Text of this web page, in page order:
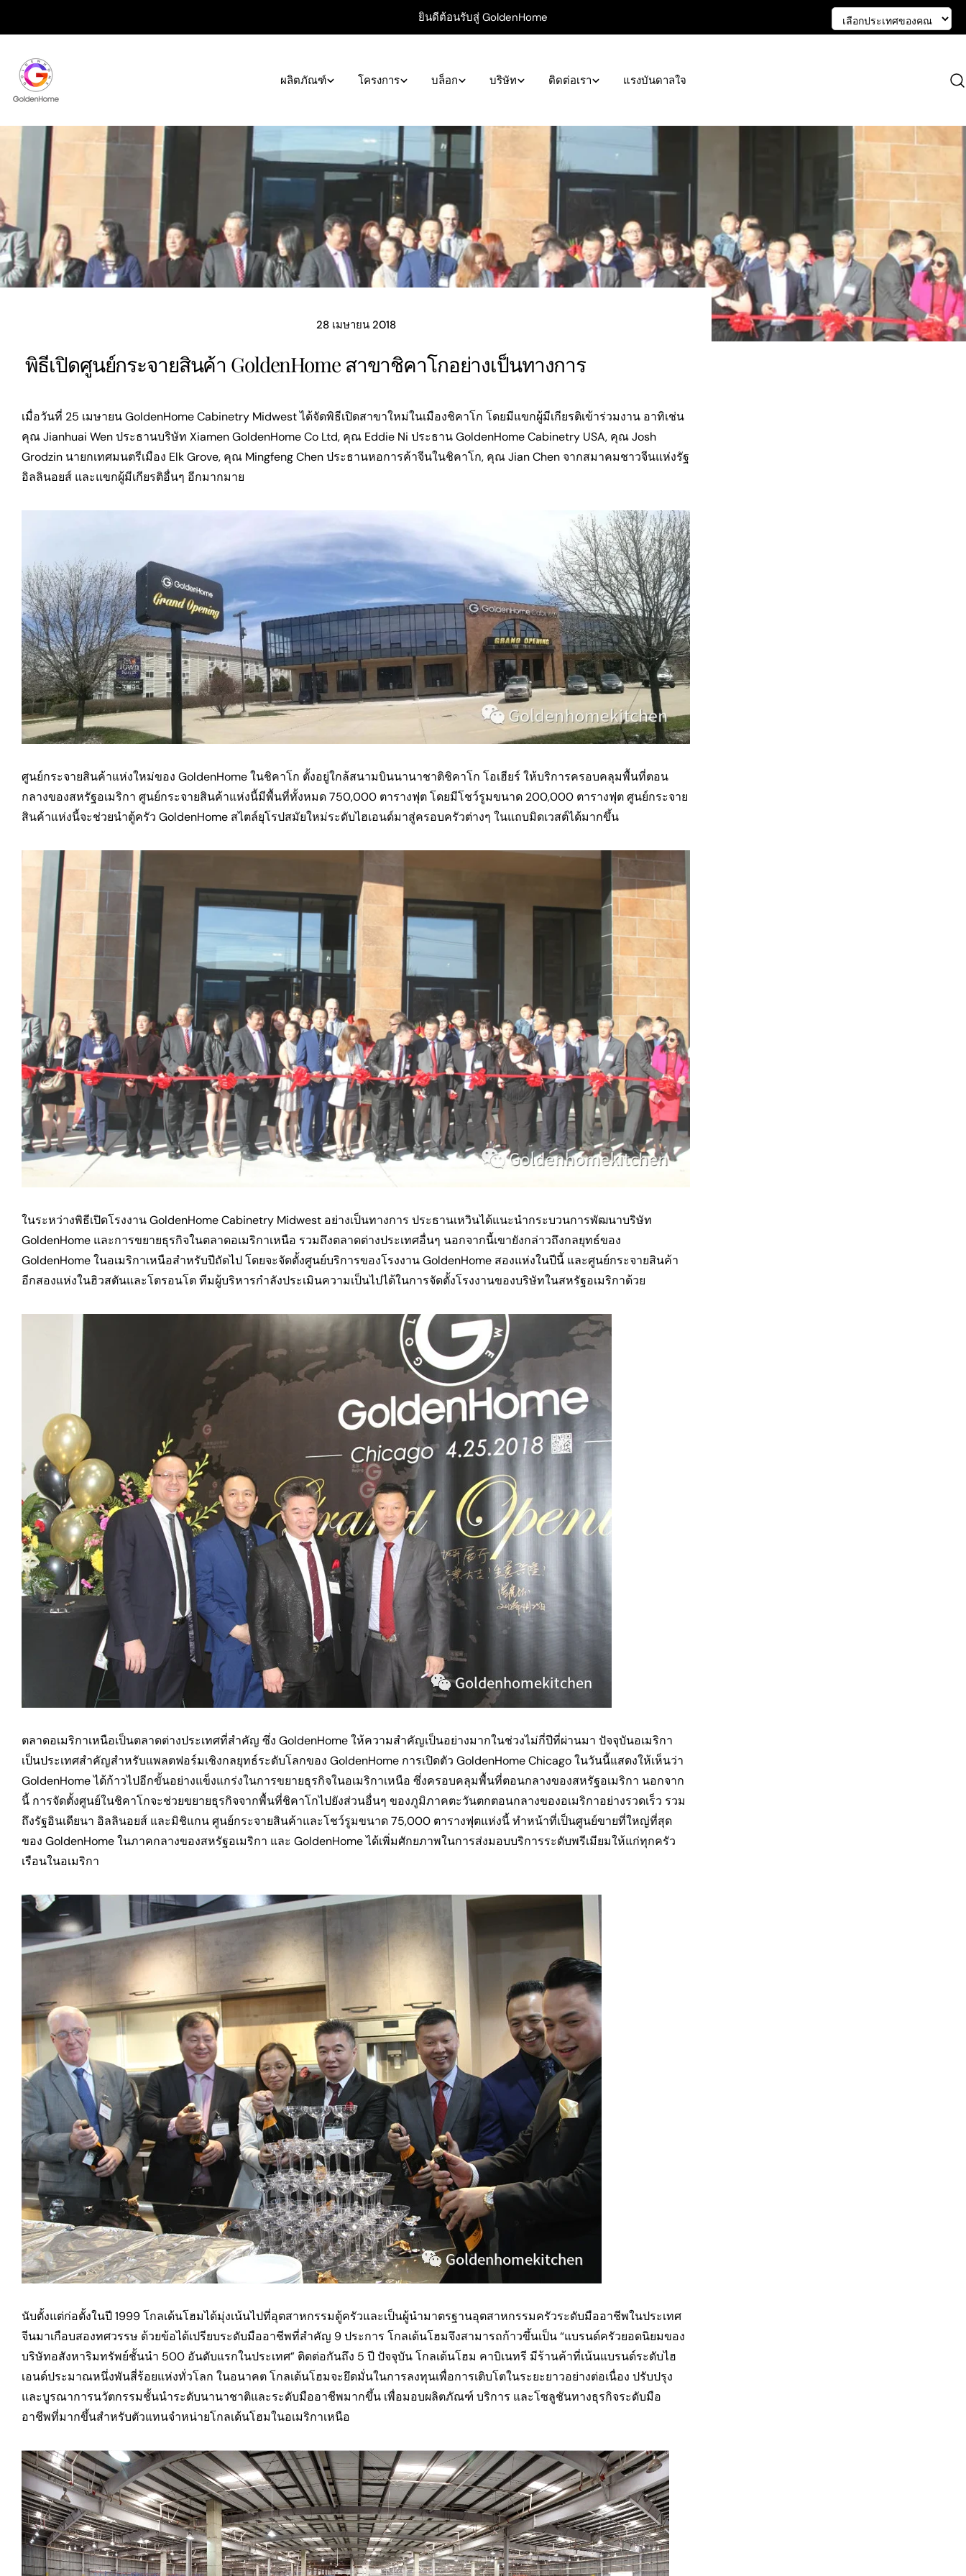
เนื้อหา
ยินดีต้อนรับสู่ GoldenHome
ผลิตภัณฑ์ โครงการ บล็อก บริษัท ติดต่อเรา แรงบันดาลใจ
28 เมษายน 2018
พิธีเปิดศูนย์กระจายสินค้า GoldenHome สาขาชิคาโกอย่างเป็นทางการ
เมื่อวันที่ 25 เมษายน GoldenHome Cabinetry Midwest ได้จัดพิธีเปิดสาขาใหม่ในเมืองชิคาโก โดยมีแขกผู้มีเกียรติเข้าร่วมงาน อาทิเช่น
คุณ Jianhuai Wen ประธานบริษัท Xiamen GoldenHome Co Ltd, คุณ Eddie Ni ประธาน GoldenHome Cabinetry USA, คุณ Josh
Grodzin นายกเทศมนตรีเมือง Elk Grove, คุณ Mingfeng Chen ประธานหอการค้าจีนในชิคาโก, คุณ Jian Chen จากสมาคมชาวจีนแห่งรัฐ
อิลลินอยส์ และแขกผู้มีเกียรติอื่นๆ อีกมากมาย
ศูนย์กระจายสินค้าแห่งใหม่ของ GoldenHome ในชิคาโก ตั้งอยู่ใกล้สนามบินนานาชาติชิคาโก โอเฮียร์ ให้บริการครอบคลุมพื้นที่ตอน
กลางของสหรัฐอเมริกา ศูนย์กระจายสินค้าแห่งนี้มีพื้นที่ทั้งหมด 750,000 ตารางฟุต โดยมีโชว์รูมขนาด 200,000 ตารางฟุต ศูนย์กระจาย
สินค้าแห่งนี้จะช่วยนำตู้ครัว GoldenHome สไตล์ยุโรปสมัยใหม่ระดับไฮเอนด์มาสู่ครอบครัวต่างๆ ในแถบมิดเวสต์ได้มากขึ้น
ในระหว่างพิธีเปิดโรงงาน GoldenHome Cabinetry Midwest อย่างเป็นทางการ ประธานเหวินได้แนะนำกระบวนการพัฒนาบริษัท
GoldenHome และการขยายธุรกิจในตลาดอเมริกาเหนือ รวมถึงตลาดต่างประเทศอื่นๆ นอกจากนี้เขายังกล่าวถึงกลยุทธ์ของ
GoldenHome ในอเมริกาเหนือสำหรับปีถัดไป โดยจะจัดตั้งศูนย์บริการของโรงงาน GoldenHome สองแห่งในปีนี้ และศูนย์กระจายสินค้า
อีกสองแห่งในฮิวสตันและโตรอนโต ทีมผู้บริหารกำลังประเมินความเป็นไปได้ในการจัดตั้งโรงงานของบริษัทในสหรัฐอเมริกาด้วย
ตลาดอเมริกาเหนือเป็นตลาดต่างประเทศที่สำคัญ ซึ่ง GoldenHome ให้ความสำคัญเป็นอย่างมากในช่วงไม่กี่ปีที่ผ่านมา ปัจจุบันอเมริกา
เป็นประเทศสำคัญสำหรับแพลตฟอร์มเชิงกลยุทธ์ระดับโลกของ GoldenHome การเปิดตัว GoldenHome Chicago ในวันนี้แสดงให้เห็นว่า
GoldenHome ได้ก้าวไปอีกขั้นอย่างแข็งแกร่งในการขยายธุรกิจในอเมริกาเหนือ ซึ่งครอบคลุมพื้นที่ตอนกลางของสหรัฐอเมริกา นอกจาก
นี้ การจัดตั้งศูนย์ในชิคาโกจะช่วยขยายธุรกิจจากพื้นที่ชิคาโกไปยังส่วนอื่นๆ ของภูมิภาคตะวันตกตอนกลางของอเมริกาอย่างรวดเร็ว รวม
ถึงรัฐอินเดียนา อิลลินอยส์ และมิชิแกน ศูนย์กระจายสินค้าและโชว์รูมขนาด 75,000 ตารางฟุตแห่งนี้ ทำหน้าที่เป็นศูนย์ขายที่ใหญ่ที่สุด
ของ GoldenHome ในภาคกลางของสหรัฐอเมริกา และ GoldenHome ได้เพิ่มศักยภาพในการส่งมอบบริการระดับพรีเมียมให้แก่ทุกครัว
เรือนในอเมริกา
นับตั้งแต่ก่อตั้งในปี 1999 โกลเด้นโฮมได้มุ่งเน้นไปที่อุตสาหกรรมตู้ครัวและเป็นผู้นำมาตรฐานอุตสาหกรรมครัวระดับมืออาชีพในประเทศ
จีนมาเกือบสองทศวรรษ ด้วยข้อได้เปรียบระดับมืออาชีพที่สำคัญ 9 ประการ โกลเด้นโฮมจึงสามารถก้าวขึ้นเป็น “แบรนด์ครัวยอดนิยมของ
บริษัทอสังหาริมทรัพย์ชั้นนำ 500 อันดับแรกในประเทศ” ติดต่อกันถึง 5 ปี ปัจจุบัน โกลเด้นโฮม คาบิเนทรี มีร้านค้าที่เน้นแบรนด์ระดับไฮ
เอนด์ประมาณหนึ่งพันสี่ร้อยแห่งทั่วโลก ในอนาคต โกลเด้นโฮมจะยึดมั่นในการลงทุนเพื่อการเติบโตในระยะยาวอย่างต่อเนื่อง ปรับปรุง
และบูรณาการนวัตกรรมชั้นนำระดับนานาชาติและระดับมืออาชีพมากขึ้น เพื่อมอบผลิตภัณฑ์ บริการ และโซลูชันทางธุรกิจระดับมือ
อาชีพที่มากขึ้นสำหรับตัวแทนจำหน่ายโกลเด้นโฮมในอเมริกาเหนือ
แบ่งปันบทความนี้
สำเนา
แบ่ง
บน
Facebook
แบ่ง
บน
X
ปัก
หมุด
บน
Pinterest